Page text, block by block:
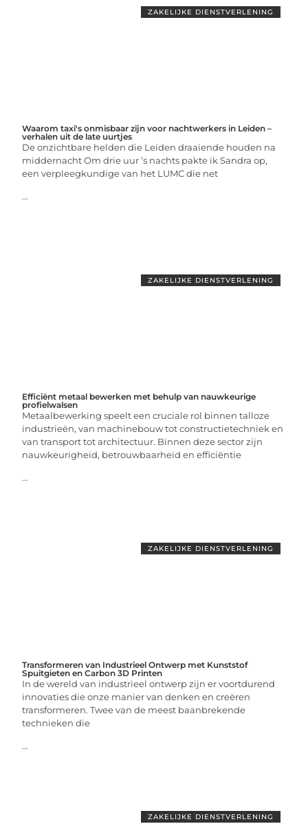
ZAKELIJKE DIENSTVERLENING
Waarom taxi's onmisbaar zijn voor nachtwerkers in Leiden –
verhalen uit de late uurtjes
De onzichtbare helden die Leiden draaiende houden na
middernacht Om drie uur ’s nachts pakte ik Sandra op,
een verpleegkundige van het LUMC die net
...
ZAKELIJKE DIENSTVERLENING
Efficiënt metaal bewerken met behulp van nauwkeurige
profielwalsen
Metaalbewerking speelt een cruciale rol binnen talloze
industrieën, van machinebouw tot constructietechniek en
van transport tot architectuur. Binnen deze sector zijn
nauwkeurigheid, betrouwbaarheid en efficiëntie
...
ZAKELIJKE DIENSTVERLENING
Transformeren van Industrieel Ontwerp met Kunststof
Spuitgieten en Carbon 3D Printen
In de wereld van industrieel ontwerp zijn er voortdurend
innovaties die onze manier van denken en creëren
transformeren. Twee van de meest baanbrekende
technieken die
...
ZAKELIJKE DIENSTVERLENING